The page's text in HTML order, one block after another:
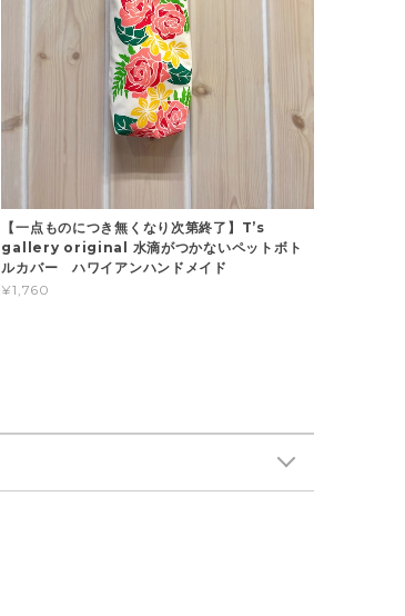
【一点ものにつき無くなり次第終了】T’s
gallery original 水滴がつかないペットボト
ルカバー ハワイアンハンドメイド
¥1,760